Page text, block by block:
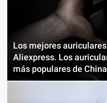
Los mejores
Aliexpress. Los
más populares de